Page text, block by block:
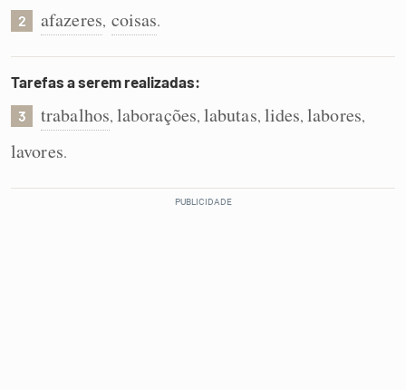
Caça-palavras
Dicionário
2 afazeres, coisas.
Tarefas a serem realizadas:
3 trabalhos, laborações, labutas, lides,labores,
lavores.